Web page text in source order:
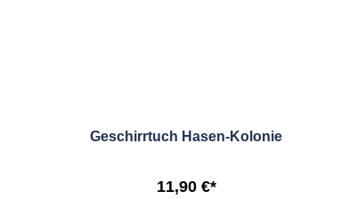
Geschirrtuch Hasen-Kolonie
11,90 €*